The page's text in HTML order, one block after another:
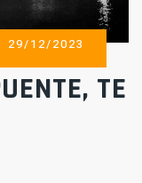
TE
POSTED
29/12/2023